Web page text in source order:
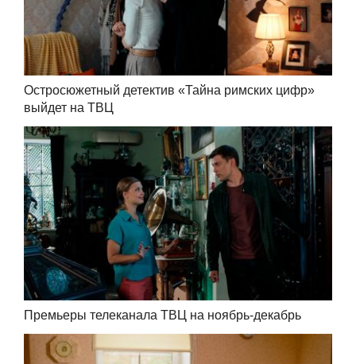
Остросюжетный детектив «Тайна римских цифр»
выйдет на ТВЦ
Премьеры телеканала ТВЦ на ноябрь-декабрь